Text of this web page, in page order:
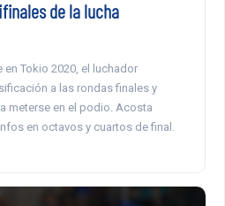
de la lucha
en Tokio 2020, el luchador
a las rondas finales y
meterse en el podio. Acosta
en octavos y cuartos de final.